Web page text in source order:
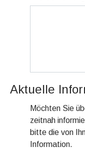
Aktuelle
Möchten Sie
zeitnah
bitte die von
Information.